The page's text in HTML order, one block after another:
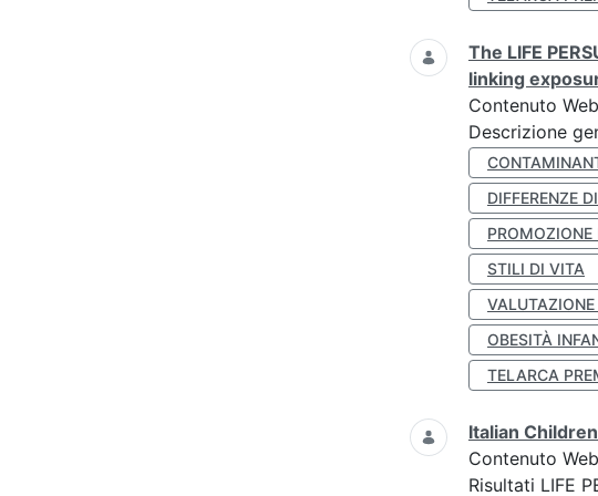
The LIFE
linking
Contenuto Web
Descrizione
DIFFERENZE
STILI DI VITA
OBESITÀ
TELARCA
Italian
Contenuto Web
Risultati LIFE